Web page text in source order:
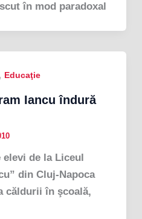
în mod paradoxal
Educaţie
Iancu îndură
elevi de la Liceul
din Cluj-Napoca
căldurii în şcoală,